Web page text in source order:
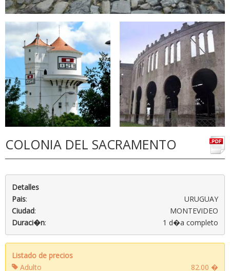
COLONIA DEL SACRAMENTO
Detalles
Pais:
URUGUAY
Ciudad:
MONTEVIDEO
Duraci�n: 1 d�a completo
Listado de precios
Adulto
82.00 �